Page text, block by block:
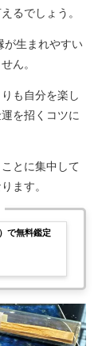
るでしょう。
が生まれやすい
ん。
も自分を楽し
を招くコツに
とに集中して
ます。
で無料鑑定